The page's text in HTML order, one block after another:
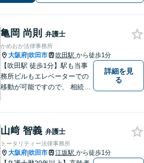
亀岡 尚則 弁護士
かめおか法律事務所
大阪府|吹田市 吹田駅 から徒歩1分
【吹田駅 徒歩1分】駅も当事
務所ビルもエレベーターでの
移動が可能ですので、 相続の
あれば出張相談にも応じてお
りますのでお気軽にご相談く
ださい。
詳細を見
る
山﨑 智義 弁護士
トータリティー法律事務所
大阪府|吹田市 江坂駅 から徒歩1分